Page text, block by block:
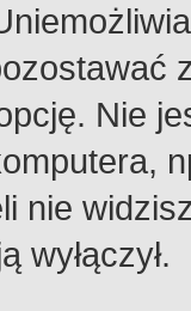
Nie
nie
wyłączył.